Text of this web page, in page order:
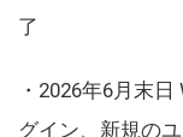
了
・2026年6月末
グイン、新規の